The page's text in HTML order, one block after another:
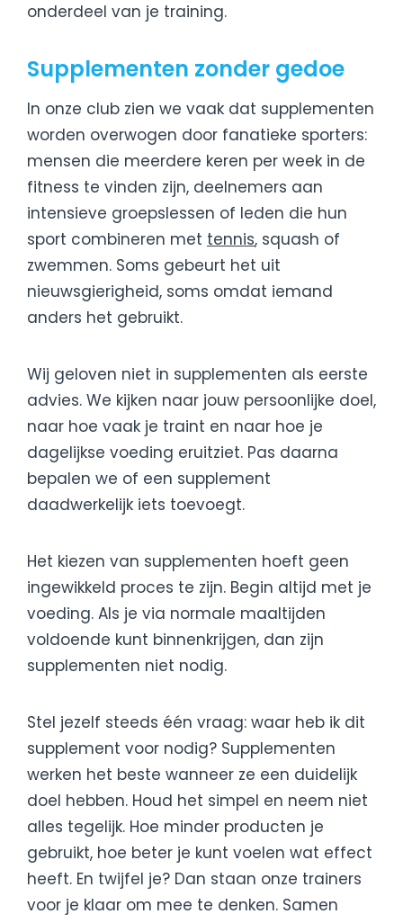
onderdeel van je training.
Supplementen zonder gedoe
In onze club zien we vaak dat supplementen
worden overwogen door fanatieke sporters:
mensen die meerdere keren per week in de
fitness te vinden zijn, deelnemers aan
intensieve groepslessen of leden die hun
sport combineren met tennis, squash of
zwemmen. Soms gebeurt het uit
nieuwsgierigheid, soms omdat iemand
anders het gebruikt.
Wij geloven niet in supplementen als eerste
advies. We kijken naar jouw persoonlijke doel,
naar hoe vaak je traint en naar hoe je
dagelijkse voeding eruitziet. Pas daarna
bepalen we of een supplement
daadwerkelijk iets toevoegt.
Het kiezen van supplementen hoeft geen
ingewikkeld proces te zijn. Begin altijd met je
voeding. Als je via normale maaltijden
voldoende kunt binnenkrijgen, dan zijn
supplementen niet nodig.
Stel jezelf steeds één vraag: waar heb ik dit
supplement voor nodig? Supplementen
werken het beste wanneer ze een duidelijk
doel hebben. Houd het simpel en neem niet
alles tegelijk. Hoe minder producten je
gebruikt, hoe beter je kunt voelen wat effect
heeft. En twijfel je? Dan staan onze trainers
voor je klaar om mee te denken. Samen